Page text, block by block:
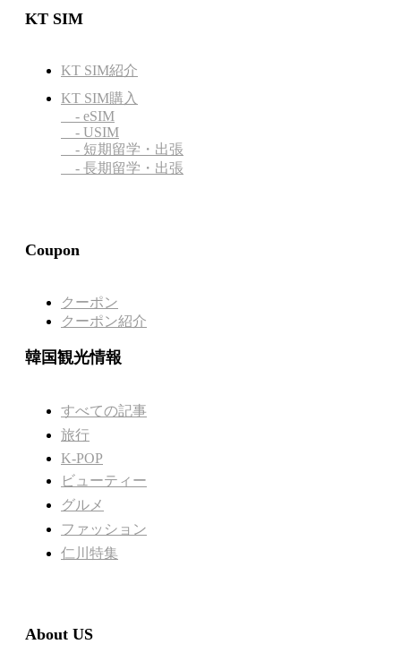
KT SIM
KT SIM紹介
KT SIM購入
- eSIM
- USIM
- 短期留学・出張
- 長期留学・出張
Coupon
クーポン
クーポン紹介
韓国観光情報
すべての記事
旅行
K-POP
ビューティー
グルメ
ファッション
仁川特集
About US